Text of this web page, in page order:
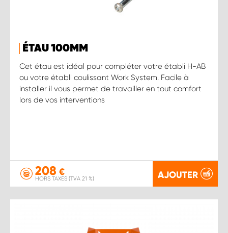
ÉTAU 100MM
Cet étau est idéal pour compléter votre établi H-AB
ou votre établi coulissant Work System. Facile à
installer il vous permet de travailler en tout comfort
lors de vos interventions
208 €
HORS TAXES (TVA 21 %) AJOUTER